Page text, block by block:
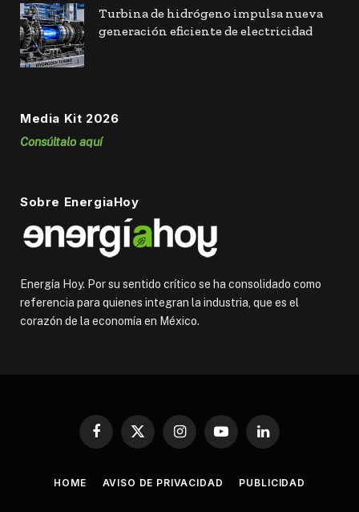
Turbina de hidrógeno impulsa nueva
generación eficiente de electricidad
Media Kit 2026
Consúltalo aquí
Sobre EnergiaHoy
Energía Hoy. Por su sentido crítico se ha consolidado como
referencia para quienes integran la industria, que es el
corazón de la economía en México.
Facebook
X
InstagramYouTubeLinkedIn
HOME AVISO DE PRIVACIDAD PUBLICIDAD